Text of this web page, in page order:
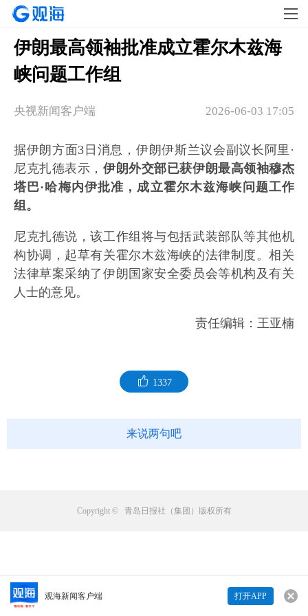
观海新闻客户端 打开APP
伊朗最高领袖批准成立霍尔木兹海
峡问题工作组
2026-06-03 17:05
央视新闻客户端
据伊朗方面3日消息，伊朗伊斯兰议会副议长阿里·
尼克扎德表示， 伊朗外交部已获伊朗最高领袖穆杰
塔巴·哈梅内伊批准，成立霍尔木兹海峡问题工作
组。
尼克扎德说，该工作组将与包括武装部队等其他机
构协调，起草有关霍尔木兹海峡的法律制度。相关
法律草案采纳了伊朗国家安全委员会等机构及有关
人士的意见。
责任编辑：王亚楠
1337
来说两句吧
来说两句吧...
Copyright © 青岛日报社（集团）版权所有